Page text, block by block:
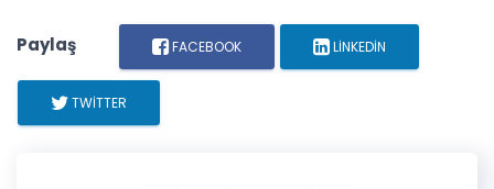
Paylaş FACEBOOK LINKEDIN
TWITTER